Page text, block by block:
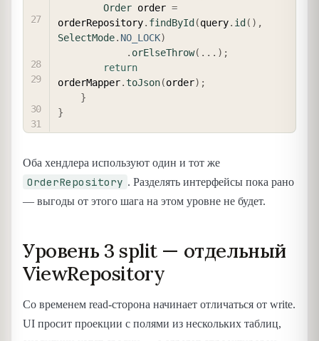
Order order =
orderRepository. findById (query. id ( ) ,
SelectMode. NO_LOCK)
. orElseThrow( . . . ) ;
return
orderMapper.toJson(order) ;
}
}
Оба хендлера используют один и тот же
OrderRepository . Разделять интерфейсы пока рано
— выгоды от этого шага на этом уровне не будет.
Уровень 3 split — отдельный
ViewRepository
Со временем read-сторона начинает отличаться от write.
UI просит проекции с полями из нескольких таблиц,